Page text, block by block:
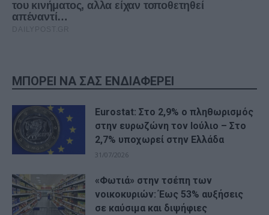
ΜΠΟΡΕΙ ΝΑ ΣΑΣ ΕΝΔΙΑΦΕΡΕΙ
Eurostat: Στο 2,9% ο πληθωρισμός
στην ευρωζώνη τον Ιούλιο – Στο
2,7% υποχωρεί στην Ελλάδα
31/07/2026
«Φωτιά» στην τσέπη των
νοικοκυριών: Έως 53% αυξήσεις
σε καύσιμα και διψήφιες